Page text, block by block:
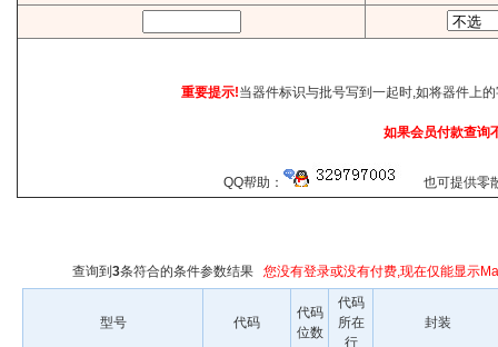
重要提示!当器件标识与批号写到一起时,如将器件上
如果会员付款查询
QQ帮助： 也可提供零
查询到 3条符合的条件参数结果 您没有登录或没有付费,现在仅能显示
型号 代码
代码
位数
代码
所在
行
封装